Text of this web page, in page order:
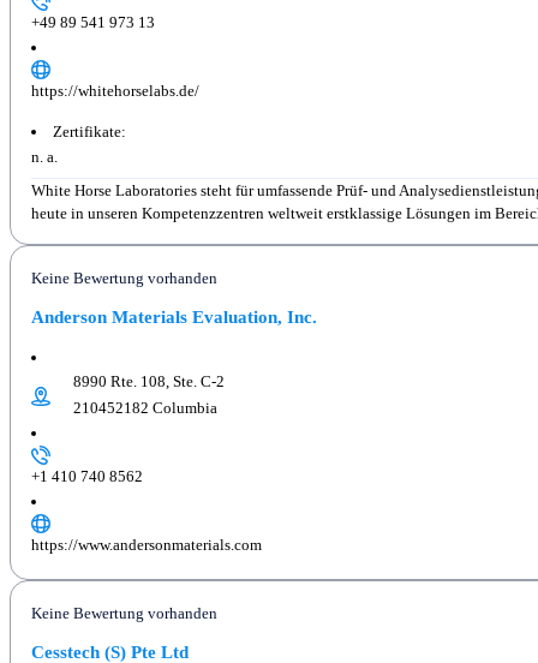
+49 89 541 973 13
https://whitehorselabs.de/
Zertifikate:
n. a.
White Horse Laboratories steht für umfassende Prüf- und
heute in unseren Kompetenzzentren weltweit erstklassige Lösungen im
Anderson Materials Evaluation, Inc.
8990 Rte. 108, Ste. C-2
210452182 Columbia
+1 410 740 8562
https://www.andersonmaterials.com
Keine Bewertung vorhanden
Cesstech (S) Pte Ltd
Keine Bewertung vorhanden